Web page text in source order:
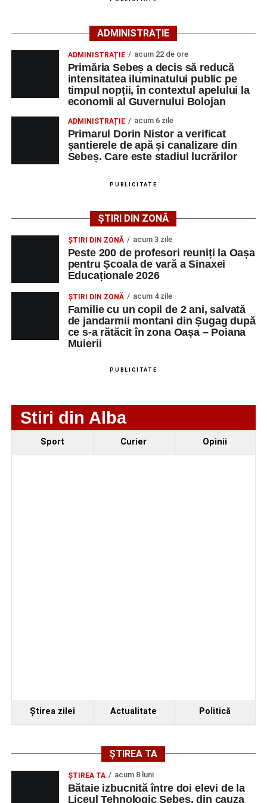
Lista publicată de AJOFM Alba include, pe lângă
denumirea posturilor vacante din Săsciori, și datele de
contact ale angajatorilor, precum numere de telefon și
adrese de e-mail, pentru ca persoanele interesate să
poată solicita detalii despre condițiile de angajare,
programul de lucru și procesul de recrutare.
Mai jos puteți consulta lista completă a locurilor de
muncă disponibile în comuna Săsciori la data de 4
AGENT OCUPAŢIA
NR.
NR.
Technology Srl
OPERATOR LA
MASINI-UNELTE
NUMERICA
1 0752826367
Ultimele știri din Sebeș
ADMINISTRAȚIE
ADMINISTRAȚIE acum 22 de ore
Primăria Sebeș a decis să reducă
intensitatea iluminatului public pe
timpul nopții, în contextul apelului la
economii al Guvernului Bolojan
ADMINISTRAȚIE acum 6 zile
Primarul Dorin Nistor a verificat
șantierele de apă și canalizare din
Sebeș. Care este stadiul lucrărilor
PUBLICITATE
ȘTIRI DIN ZONĂ
ȘTIRI DIN ZONĂ acum 3 zile
Peste 200 de profesori reuniți la Oașa
pentru Școala de vară a Sinaxei
Educaționale 2026
ȘTIRI DIN ZONĂ acum 4 zile
Familie cu un copil de 2 ani, salvată
de jandarmii montani din Șugag după
ce s-a rătăcit în zona Oașa – Poiana
Muierii
PUBLICITATE
Stiri din Alba
Sport Curier Opinii
Ştirea zilei Actualitate Politică
ȘTIREA TA
ŞTIREA TA acum 8 luni
Bătaie izbucnită între doi elevi de la
Liceul Tehnologic Sebeș, din cauza